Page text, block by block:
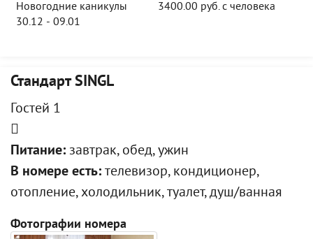
Новогодние каникулы
30.12 - 09.01
3400.00 руб. с человека
Стандарт SINGL
Гостей 1
Питание: завтрак, обед, ужин
В номере есть: телевизор, кондиционер,
отопление, холодильник, туалет, душ/ванная
Фотографии номера